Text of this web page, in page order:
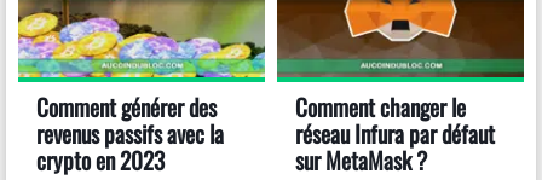
Comment générer des
revenus passifs avec la
crypto en 2023
Comment changer le
réseau Infura par défaut
sur MetaMask ?